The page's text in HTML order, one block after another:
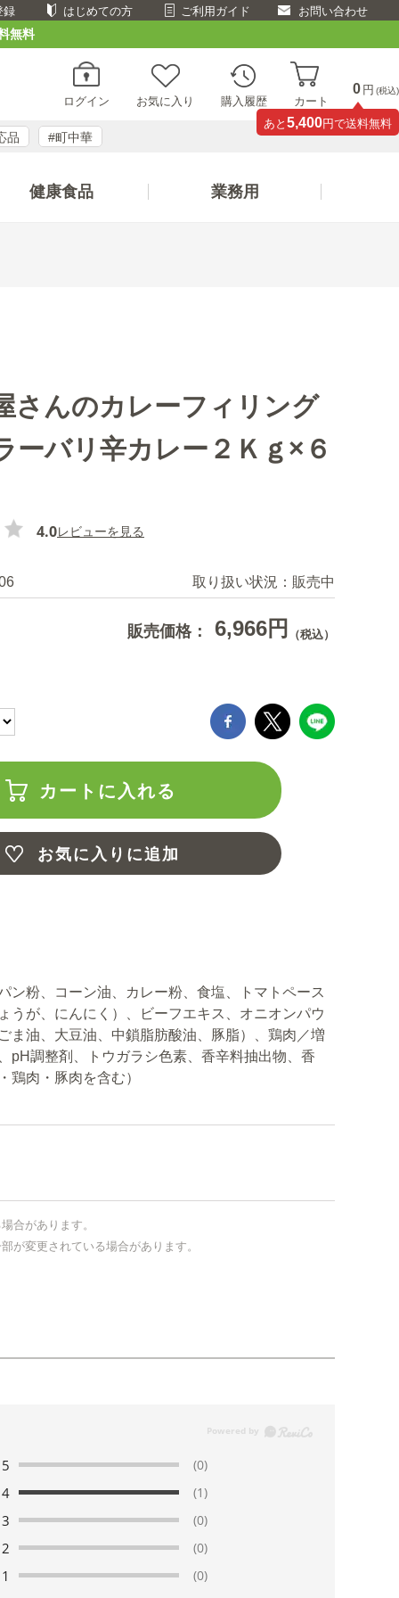
録 はじめての方 ご利用ガイド お問い合わせ
無料
ログイン お気に入り 購入履歴 カート
0 円 (税込)
あと 5,400円で送料無料
品 #町中華
健康食品 業務用
さんのカレーフィリング
ーバリ辛カレー２Ｋｇ×６
4.0レビューを見る
取り扱い状況： 販売中
販売価格： 6,966円 （税込）
カートに入れる
お気に入りに追加
ン粉、コーン油、カレー粉、食塩、トマトペース
うが、にんにく）、ビーフエキス、オニオンパウ
ま油、大豆油、中鎖脂肪酸油、豚脂）、鶏肉／増
pH調整剤、トウガラシ色素、香辛料抽出物、香
鶏肉・豚肉を含む）
合があります。
が変更されている場合があります。
5 (0)
4 (1)
3 (0)
2 (0)
1 (0)